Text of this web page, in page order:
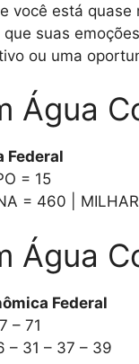
você está
suas
ou uma
Água
Federal
= 15
= 460 |
Água
Federal
– 71
– 31 – 37 – 39